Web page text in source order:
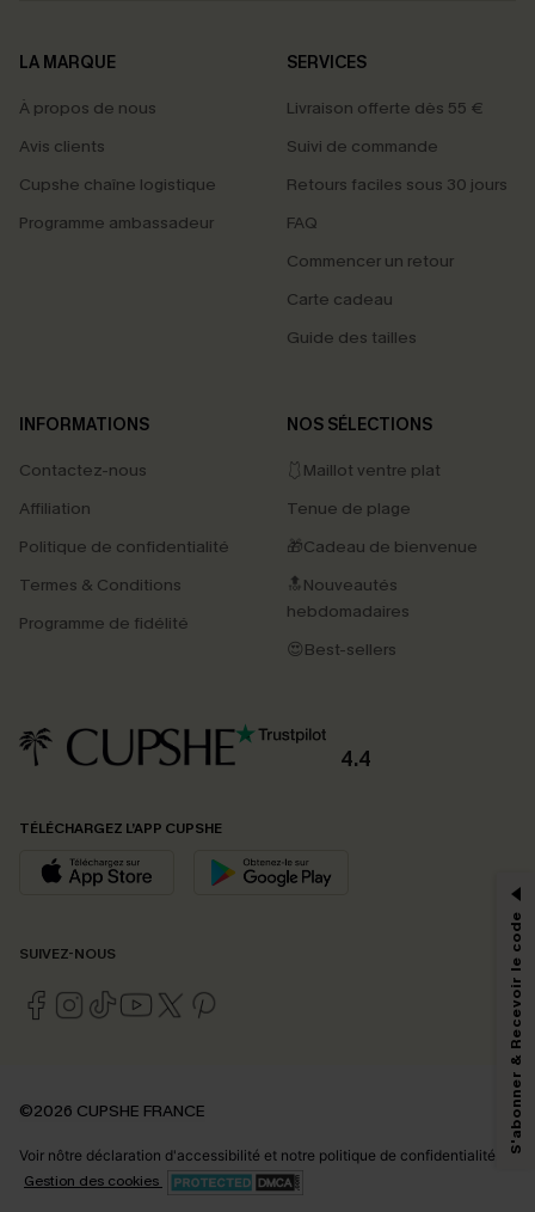
LA MARQUE
À propos de nous
Avis clients
Cupshe chaîne logistique
Programme ambassadeur
SERVICES
Livraison offerte dès 55 €
Suivi de commande
Retours faciles sous 30 jours
FAQ
Commencer un retour
Carte cadeau
Guide des tailles
INFORMATIONS
Contactez-nous
Affiliation
Politique de confidentialité
Termes & Conditions
Programme de fidélité
NOS SÉLECTIONS
🩱Maillot ventre plat
Tenue de plage
🎁Cadeau de bienvenue
🔝Nouveautés
hebdomadaires
😍Best-sellers
4.4
TÉLÉCHARGEZ L’APP CUPSHE
SUIVEZ-NOUS
©2026 CUPSHE FRANCE
Voir nôtre déclaration d'accessibilité et notre politique de confidentialité.
Gestion des cookies
PROFITEZ DE -15%
-15% dès 2 Achetés par E-mail
En soumettant votre adresse e-mail, vous acceptez de recevoir des e-mails
savoir si ceux-ci ont été ouverts, de mesurer votre engagement, de
personnaliser nos contenus et nos offres, et de vous recommander des
Politique de
confidentialité. Vous pouvez vous désabonner à tout moment.
S'abonner & Recevoir le code